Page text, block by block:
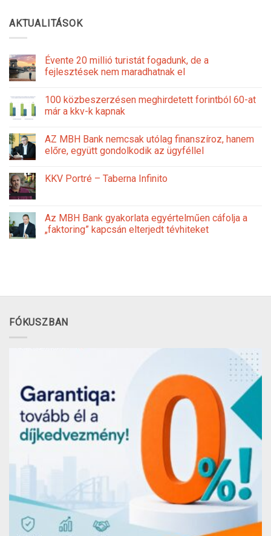
AKTUALITÁSOK
Évente 20 millió turistát fogadunk, de a
fejlesztések nem maradhatnak el
100 közbeszerzésen meghirdetett forintból 60-at
már a kkv-k kapnak
AZ MBH Bank nemcsak utólag finanszíroz, hanem
előre, együtt gondolkodik az ügyféllel
KKV Portré – Taberna Infinito
Az MBH Bank gyakorlata egyértelműen cáfolja a
„faktoring” kapcsán elterjedt tévhiteket
FÓKUSZBAN